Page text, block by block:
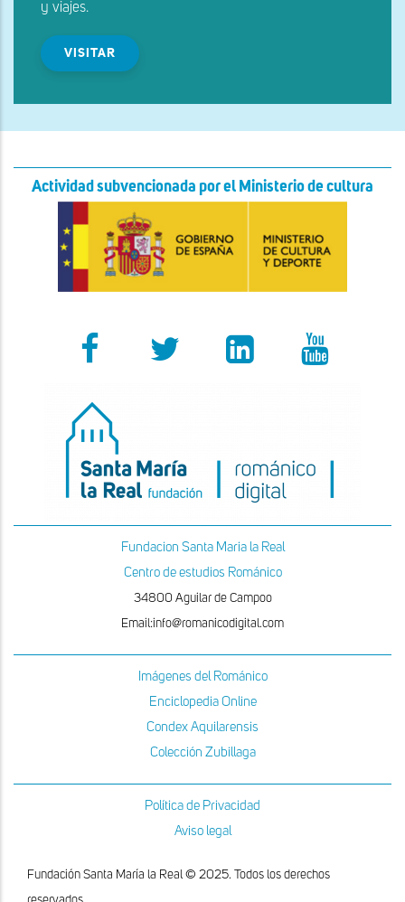
y viajes.
VISITAR
Actividad subvencionada por el Ministerio de cultura
Fundacion Santa Maria la Real
Centro de estudios Románico
34800 Aguilar de Campoo
Email:info@romanicodigital.com
Imágenes del Románico
Enciclopedia Online
Condex Aquilarensis
Colección Zubillaga
Política de Privacidad
Aviso legal
Fundación Santa María la Real © 2025. Todos los derechos